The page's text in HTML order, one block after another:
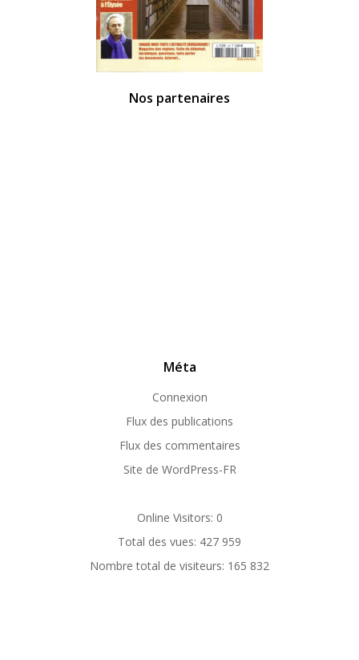
Nos partenaires
Méta
Connexion
Flux des publications
Flux des commentaires
Site de WordPress-FR
Online Visitors: 0
Total des vues: 427 959
Nombre total de visiteurs: 165 832